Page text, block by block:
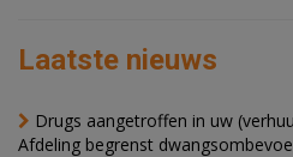
Laatste nieuws
Drugs aangetroffen in uw
Afdeling begrenst